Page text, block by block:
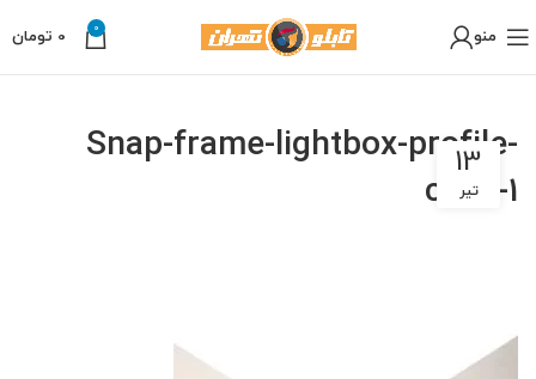
منو 0
0 تومان
Snap-frame-lightbox-profile-
copy-1
13
تیر